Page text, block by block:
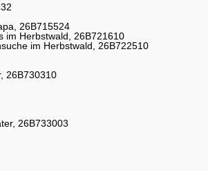
26B715524
im Herbstwald, 26B721610
im Herbstwald, 26B722510
26B730310
26B733003